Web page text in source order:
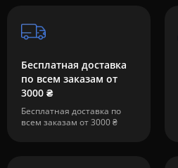
Бесплатная доставка
по всем заказам от
3000 ₴
Бесплатная доставка по
всем заказам от 3000 ₴